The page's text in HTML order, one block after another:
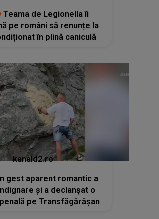
Teama de Legionella îi
pe români să renunțe la
în plină caniculă
kanald2.ro
gest aparent romantic a
și a declanșat o
pe Transfăgărășan